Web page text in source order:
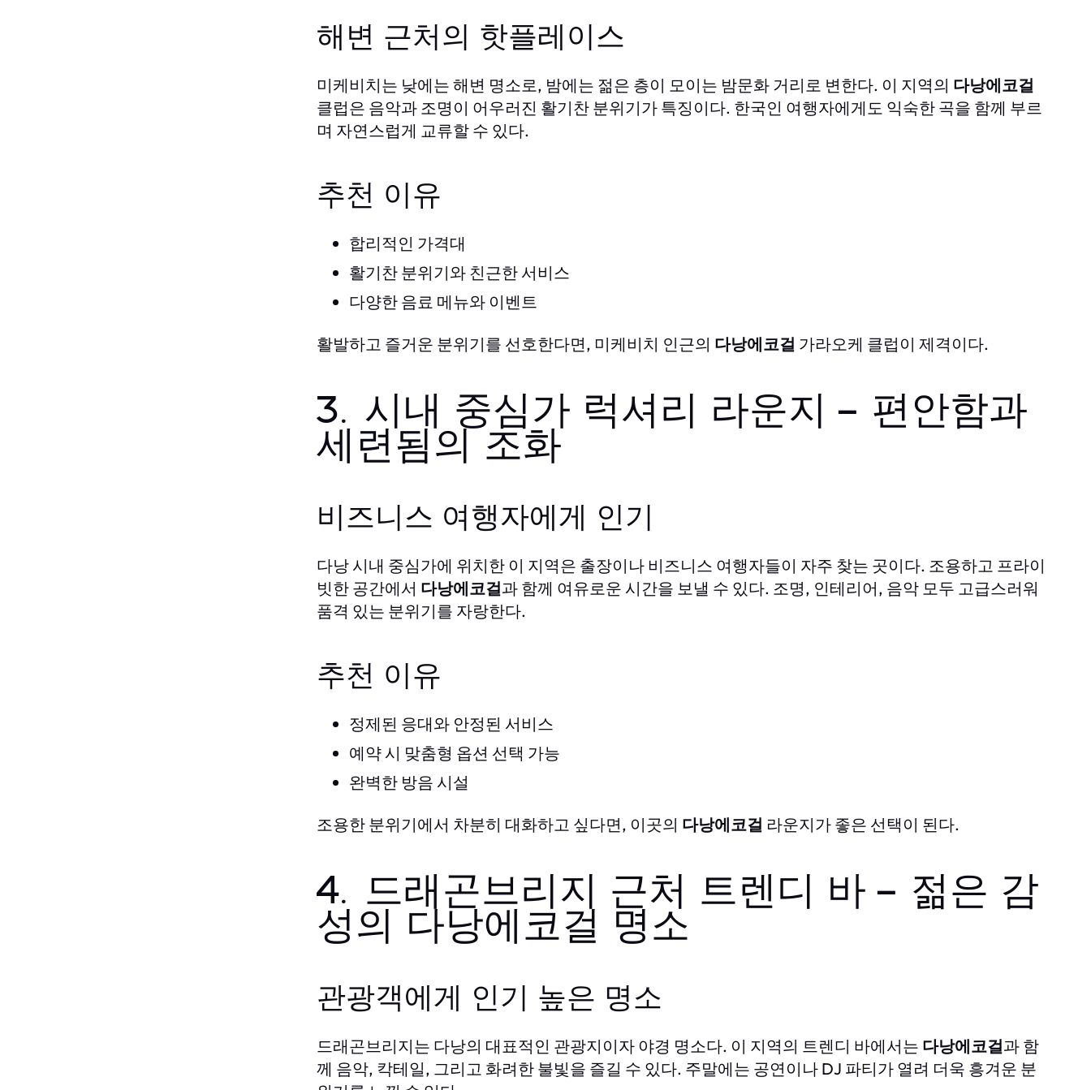
해변 근처의 핫플레이스
미케비치는 낮에는 해변 명소로, 밤에는 젊은 층이 모이는 밤문화 거리로 변한다. 이 지역의 다낭에코걸
클럽은 음악과 조명이 어우러진 활기찬 분위기가 특징이다. 한국인 여행자에게도 익숙한 곡을 함께 부르
며 자연스럽게 교류할 수 있다.
추천 이유
합리적인 가격대
활기찬 분위기와 친근한 서비스
다양한 음료 메뉴와 이벤트
활발하고 즐거운 분위기를 선호한다면, 미케비치 인근의 다낭에코걸 가라오케 클럽이 제격이다.
3. 시내 중심가 럭셔리 라운지 – 편안함과
세련됨의 조화
비즈니스 여행자에게 인기
다낭 시내 중심가에 위치한 이 지역은 출장이나 비즈니스 여행자들이 자주 찾는 곳이다. 조용하고 프라이
빗한 공간에서 다낭에코걸과 함께 여유로운 시간을 보낼 수 있다. 조명, 인테리어, 음악 모두 고급스러워
품격 있는 분위기를 자랑한다.
추천 이유
정제된 응대와 안정된 서비스
예약 시 맞춤형 옵션 선택 가능
완벽한 방음 시설
조용한 분위기에서 차분히 대화하고 싶다면, 이곳의 다낭에코걸 라운지가 좋은 선택이 된다.
4. 드래곤브리지 근처 트렌디 바 – 젊은 감
성의 다낭에코걸 명소
관광객에게 인기 높은 명소
드래곤브리지는 다낭의 대표적인 관광지이자 야경 명소다. 이 지역의 트렌디 바에서는 다낭에코걸과 함
께 음악, 칵테일, 그리고 화려한 불빛을 즐길 수 있다. 주말에는 공연이나 DJ 파티가 열려 더욱 흥겨운 분